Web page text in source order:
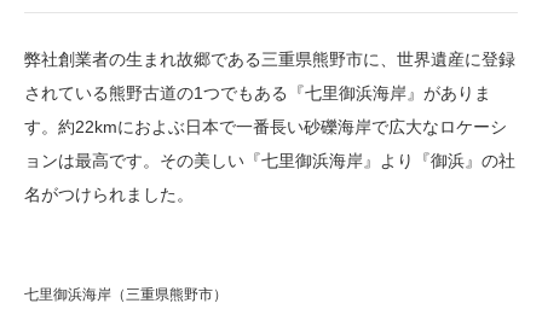
弊社創業者の生まれ故郷である三重県熊野市に、世界遺産に登録
されている熊野古道の1つでもある『七里御浜海岸』がありま
す。約22kmにおよぶ日本で一番長い砂礫海岸で広大なロケーシ
ョンは最高です。その美しい『七里御浜海岸』より『御浜』の社
名がつけられました。
七里御浜海岸（三重県熊野市）